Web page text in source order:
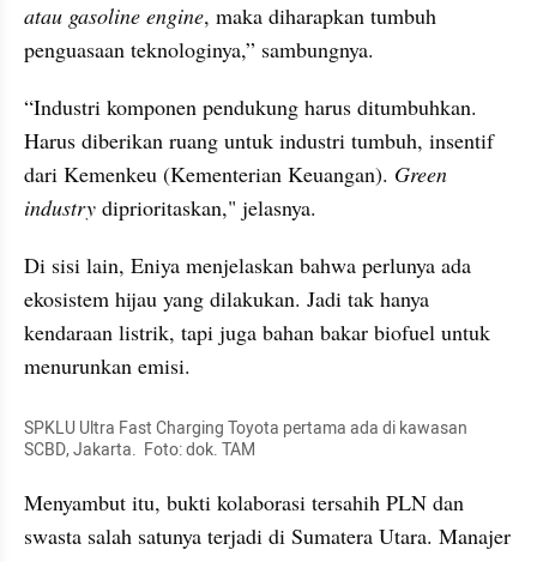
atau gasoline engine, maka diharapkan tumbuh
penguasaan teknologinya,” sambungnya.
“Industri komponen pendukung harus ditumbuhkan.
Harus diberikan ruang untuk industri tumbuh, insentif
dari Kemenkeu (Kementerian Keuangan). Green
industry diprioritaskan," jelasnya.
Di sisi lain, Eniya menjelaskan bahwa perlunya ada
ekosistem hijau yang dilakukan. Jadi tak hanya
kendaraan listrik, tapi juga bahan bakar biofuel untuk
menurunkan emisi.
SPKLU Ultra Fast Charging Toyota pertama ada di kawasan
SCBD, Jakarta.  Foto: dok. TAM
Menyambut itu, bukti kolaborasi tersahih PLN dan
swasta salah satunya terjadi di Sumatera Utara. Manajer